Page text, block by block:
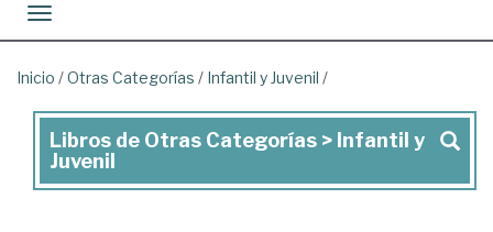
Toggle navigation
Inicio /Otras Categorías / Infantil y Juvenil /
Libros
de
Libros de Otras Categorías > Infantil y
Juvenil